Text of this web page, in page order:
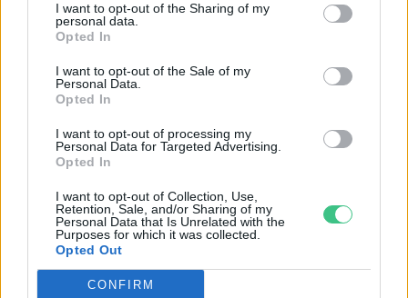
I want to opt-out of the Sharing of my
personal data.
Opted In
I want to opt-out of the Sale of my
Personal Data.
Opted In
I want to opt-out of processing my
Personal Data for Targeted Advertising.
Opted In
I want to opt-out of Collection, Use,
Retention, Sale, and/or Sharing of my
Personal Data that Is Unrelated with the
Purposes for which it was collected.
Opted Out
CONFIRM
gabonában és a feketeribizliben is.
Ezen táplálékokból a cink felszívódása
kiegyensúlyozott. Ám egyidejű magas
rosttartalmú élelmiszerek fogyasztása vagy
tetraciklinszedése rontja a felszívódás
táplálkozás esetén cinkkiegészítők szedése
nem szükséges, ám egyoldalú táplálkozás
vagy valamilyen betegség fellépésekor a
cinkpótlás jó hatású lehet.